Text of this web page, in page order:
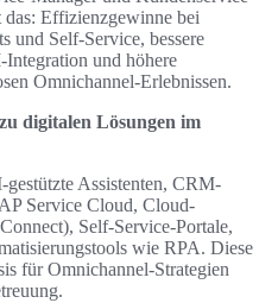
das: Effizienzgewinne bei
und Self-Service, bessere
und höhere
Omnichannel-Erlebnissen.
digitalen Lösungen im
Assistenten, CRM-
Service Cloud, Cloud-
Self-Service-Portale,
wie RPA. Diese
für Omnichannel-Strategien